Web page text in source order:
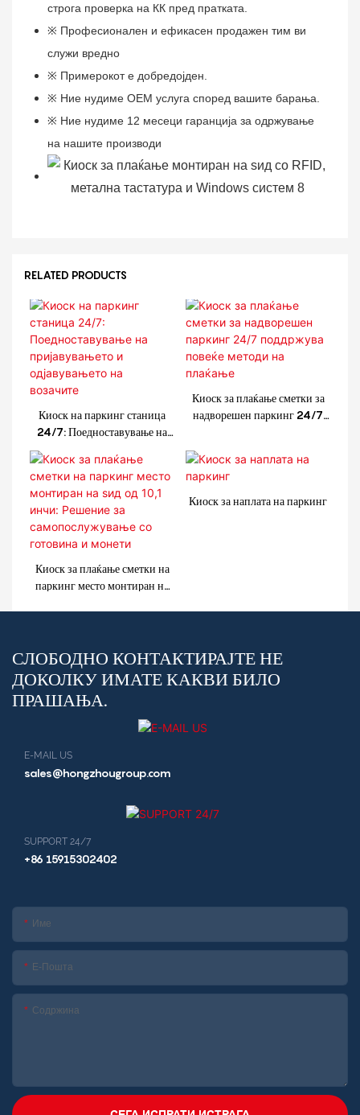
строга проверка на КК пред пратката.
※ Професионален и ефикасен продажен тим ви
служи вредно
※ Примерокот е добредојден.
※ Ние нудиме OEM услуга според вашите барања.
※ Ние нудиме 12 месеци гаранција за одржување
на нашите производи
RELATED PRODUCTS
Киоск на паркинг станица
24/7: Поедноставување на
одјавувањето на возачите
Киоск за плаќање сметки за
надворешен паркинг 24/7
Киоск за плаќање сметки на
паркинг место монтиран на
Киоск за наплата на паркинг
СЛОБОДНО КОНТАКТИРАЈТЕ НЕ
ДОКОЛКУ ИМАТЕ КАКВИ БИЛО
ПРАШАЊА.
E-MAIL US
sales@hongzhougroup.com
SUPPORT 24/7
+86 15915302402
Име
Е-Пошта
Содржина